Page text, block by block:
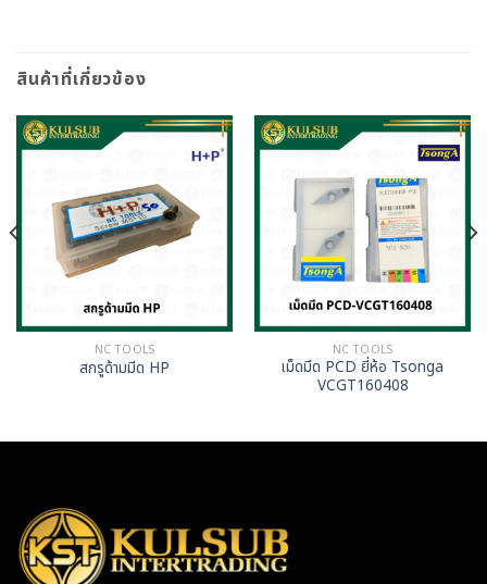
สินค้าที่เกี่ยวข้อง
NC TOOLS
สกรูด้ามมีด HP
NC TOOLS
เม็ดมีด PCD ยี่ห้อ Tsonga
VCGT160408